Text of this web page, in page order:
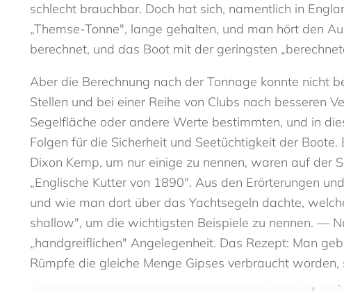
schlecht brauchbar. Doch hat sich, namentlich in
„Themse-Tonne", lange gehalten, und man hört den
berechnet, und das Boot mit der geringsten
Aber die Berechnung nach der Tonnage konnte nicht
Stellen und bei einer Reihe von Clubs nach besseren
Segelfläche oder andere Werte bestimmten, und in
Folgen für die Sicherheit und Seetüchtigkeit der
Dixon Kemp, um nur einige zu nennen, waren auf der
„Englische Kutter von 1890". Aus den Erörterungen
und wie man dort über das Yachtsegeln dachte,
shallow", um die wichtigsten Beispiele zu nennen. —
„handgreiflichen" Angelegenheit. Das Rezept: Man
Rümpfe die gleiche Menge Gipses verbraucht